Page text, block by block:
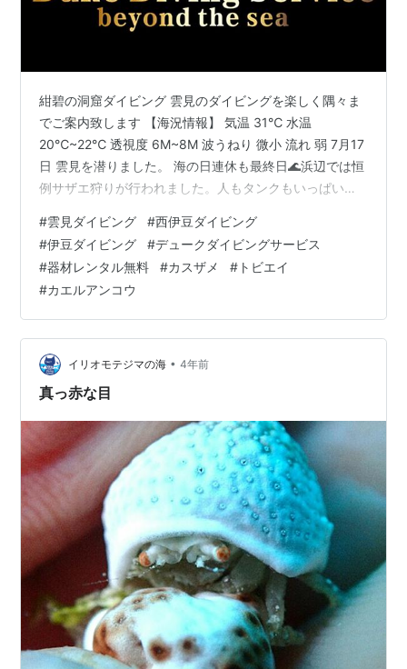
紺碧の洞窟ダイビング 雲見のダイビングを楽しく隅々ま
でご案内致します 【海況情報】 気温 31℃ 水温
20℃~22℃ 透視度 6M~8M 波うねり 微小 流れ 弱 7月17
日 雲見を潜りました。 海の日連休も最終日🌊浜辺では恒
例サザエ狩りが行われました。人もタンクもいっぱいで
習&アドバンス講習、ファンダイブに別れて午前中2ボー
ト楽しんで来ました😊♪ Sさん、Nさん認定おめでとうご
ざいます🎊 オープンウォーター講習が無事終了したので
追加のファンダイブ♪ キンメモドキの群れに囲まれて遊び
ました🐠🐠🐠 スナイロクラゲもユラユラ～～～ 少し潮色
も改…
#雲見ダイビング #西伊豆ダイビング
#伊豆ダイビング #デュークダイビングサービス
#器材レンタル無料 #カスザメ # トビエイ
#カエルアンコウ
イリオモテジマの海 • 4年前
真っ赤な目